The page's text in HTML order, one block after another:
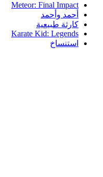
Meteor: Final Impact
أحمد وأحمد
كارثة طبيعية
Karate Kid: Legends
استنساخ